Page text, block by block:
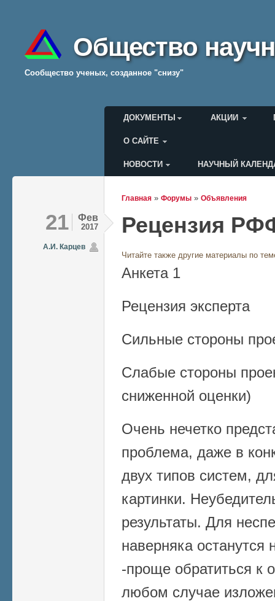
Общество
Cообщество ученых, созданное "снизу"
Главное меню
ДОКУМЕНТЫ АКЦИИ
О САЙТЕ
Меню пользователя
НОВОСТИ НАУЧНЫЙ
Главная » Форумы » Объявления
21 Фев
2017
А.И. Карцев
Рецензия
Читайте также другие материалы по
Анкета 1
Рецензия эксперта
Сильные стороны
Слабые стороны
сниженной оценки)
Очень нечетко
проблема, даже в
двух типов систем,
картинки.
результаты. Для
наверняка останутся
-проще обратиться к
любом случае